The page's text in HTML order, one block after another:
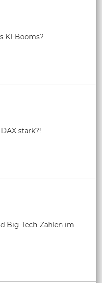
KI-Booms?
stark?!
Big-Tech-Zahlen im